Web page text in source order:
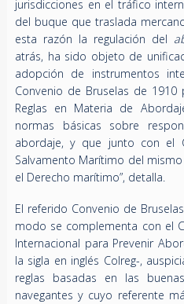
jurisdicciones en el tráfico
del buque que traslada
esta razón la regulación del
atrás, ha sido objeto de
adopción de instrumentos
Convenio de Bruselas de
Reglas en Materia de
normas básicas sobre
abordaje, y que junto con el
Salvamento Marítimo del
el Derecho marítimo”, detalla.
El referido Convenio de
modo se complementa con el
Internacional para Prevenir
la sigla en inglés Colreg-,
reglas basadas en las
navegantes y cuyo referente